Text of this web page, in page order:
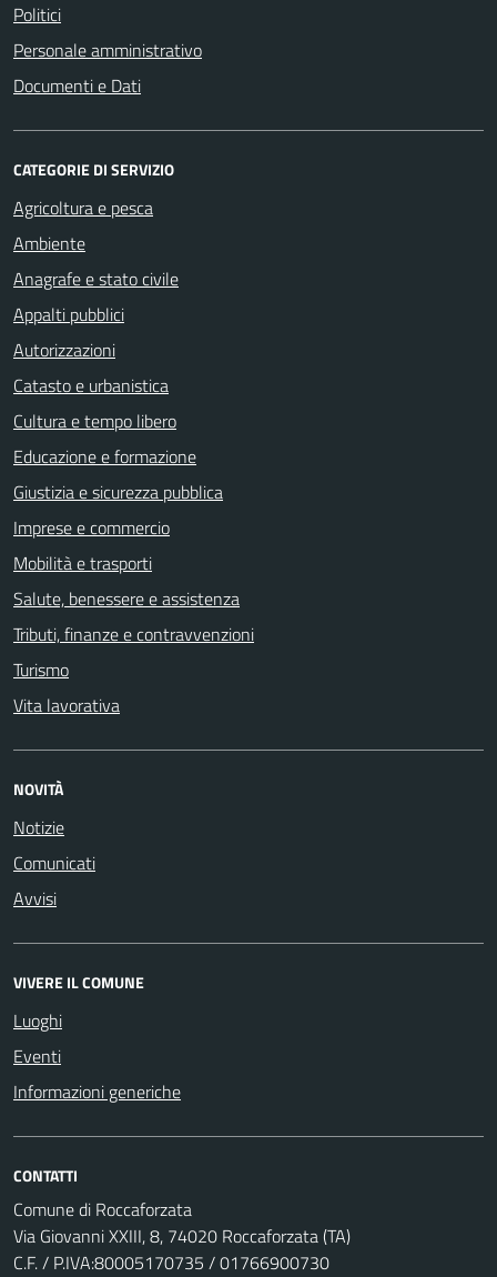
Politici
Personale amministrativo
Documenti e Dati
CATEGORIE DI SERVIZIO
Agricoltura e pesca
Ambiente
Anagrafe e stato civile
Appalti pubblici
Autorizzazioni
Catasto e urbanistica
Cultura e tempo libero
Educazione e formazione
Giustizia e sicurezza pubblica
Imprese e commercio
Mobilità e trasporti
Salute, benessere e assistenza
Tributi, finanze e contravvenzioni
Turismo
Vita lavorativa
NOVITÀ
Notizie
Comunicati
Avvisi
VIVERE IL COMUNE
Luoghi
Eventi
Informazioni generiche
CONTATTI
Comune di Roccaforzata
Via Giovanni XXIII, 8, 74020 Roccaforzata (TA)
C.F. / P.IVA:80005170735 / 01766900730